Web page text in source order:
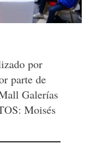
por
parte de
Galerías
Moisés